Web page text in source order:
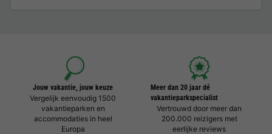
Jouw vakantie, jouw keuze
Vergelijk eenvoudig 1500
vakantieparken en
accommodaties in heel
Europa
Meer dan 20 jaar dé
vakantieparkspecialist
Vertrouwd door meer dan
200.000 reizigers met
eerlijke reviews